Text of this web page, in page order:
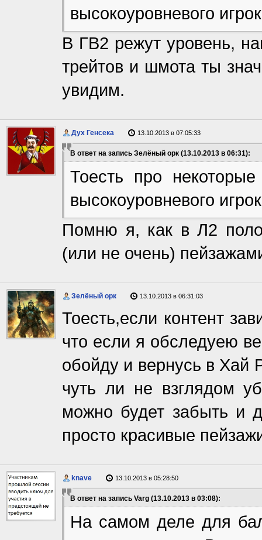
высокоуровневого
В ГВ2 режут уровень,
трейтов и шмота ты
увидим.
Дух Генсека 13.10.2013 в 07:05:33
В ответ на запись Зелёный орк (13.10.2013 в 06:31):
Тоесть про
высокоуровневого
Помню я, как в Л2
(или не очень)
Зелёный орк 13.10.2013 в 06:31:03
Тоесть,если контент
что если я обследуею
обойду и вернусь в Хай
чуть ли не взглядом
можно будет забыть и
просто красивые
knave 13.10.2013 в 05:28:50
В ответ на запись Varg (13.10.2013 в 03:08):
На самом деле для